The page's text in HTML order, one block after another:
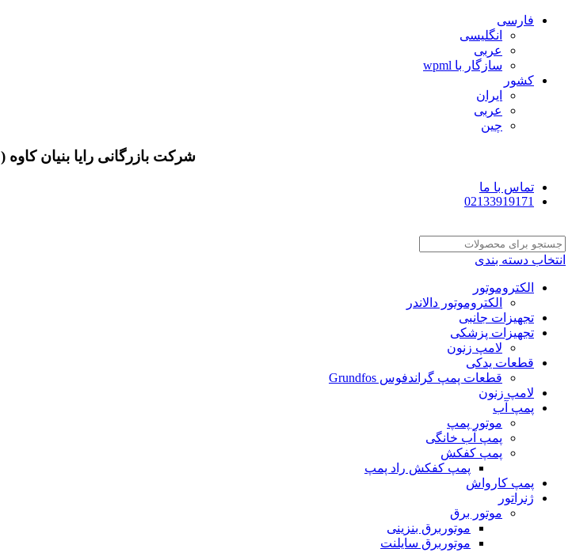
فارسی
انگلیسی
عربی
سازگار با wpml
کشور
ایران
عربی
چین
شرکت بازرگانی رایا بنیان کاوه (
تماس با ما
02133919171
انتخاب دسته بندی
الکتروموتور
الکتروموتور دالاندر
تجهیزات جانبی
تجهیزات پزشکی
لامپ زنون
قطعات یدکی
قطعات پمپ گراندفوس Grundfos
لامپ زنون
پمپ آب
موتور پمپ
پمپ آب خانگی
پمپ کفکش
پمپ کفکش راد پمپ
پمپ کارواش
ژنراتور
موتور برق
موتوربرق بنزینی
موتوربرق سایلنت